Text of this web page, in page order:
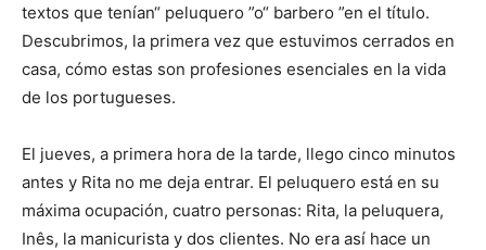
textos que tenían“ peluquero ”o“ barbero ”en el título.
Descubrimos, la primera vez que estuvimos cerrados en
casa, cómo estas son profesiones esenciales en la vida
de los portugueses.
El jueves, a primera hora de la tarde, llego cinco minutos
antes y Rita no me deja entrar. El peluquero está en su
máxima ocupación, cuatro personas: Rita, la peluquera,
Inês, la manicurista y dos clientes. No era así hace un